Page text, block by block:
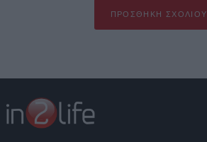
ΠΡΟΣΘΉΚΗ ΣΧΟΛΊΟΥ